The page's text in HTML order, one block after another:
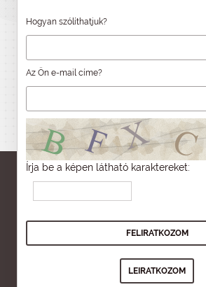
Hogyan szólíthatjuk?
Az Ön e-mail címe?
Írja be a képen látható karaktereket: